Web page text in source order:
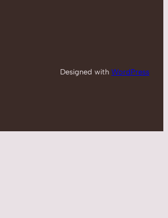
Designed with WordPress